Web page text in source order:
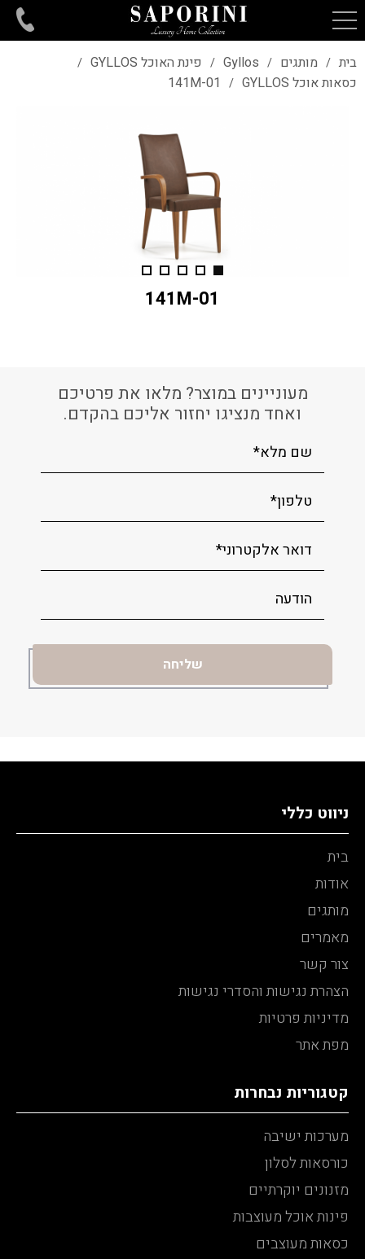
בית / מותגים /
Gyllos
/ פינת האוכל GYLLOS /
כסאות אוכל GYLLOS /
141M-01
141M-01
מעוניינים במוצר? מלאו את פרטיכם
ואחד מנציגו יחזור אליכם בהקדם.
ניווט כללי
בית
אודות
מותגים
מאמרים
צור קשר
הצהרת נגישות והסדרי נגישות
מדיניות פרטיות
מפת אתר
קטגוריות נבחרות
מערכות ישיבה
כורסאות לסלון
מזנונים יוקרתיים
פינות אוכל מעוצבות
כסאות מעוצבים